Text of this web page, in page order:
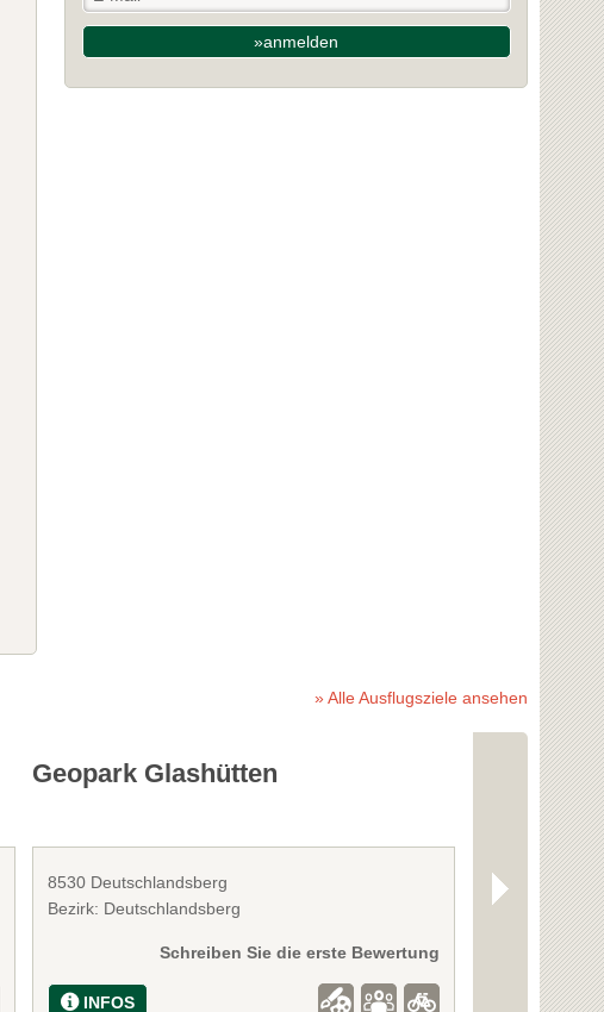
»anmelden
» Alle Ausflugsziele ansehen
Geopark Glashütten
8530 Deutschlandsberg
Bezirk: Deutschlandsberg
Schreiben Sie die erste Bewertung
INFOS
Vinothek
8530
Bezirk:
INFOS